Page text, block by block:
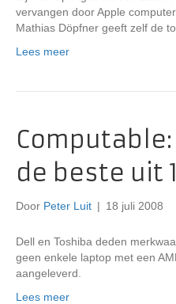
vervangen door Apple
Mathias Döpfner geeft zelf de
Lees meer
de beste uit
Door Peter Luit | 18 juli 2008
Dell en Toshiba deden
geen enkele laptop met een
aangeleverd.
Lees meer